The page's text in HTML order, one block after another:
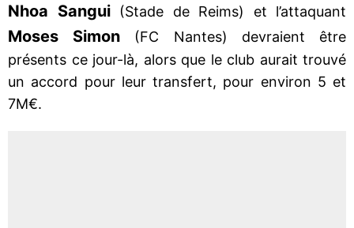
Nhoa Sangui(Stade de Reims) et l’attaquant
Moses Simon (FC Nantes) devraient être
présents ce jour-là, alors que le club aurait trouvé
un accord pour leur transfert, pour environ 5 et
7M€.